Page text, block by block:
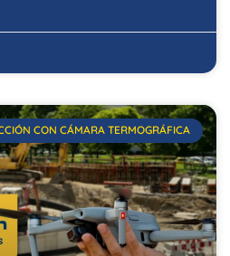
CON CÁMARA TERMOGRÁFICA